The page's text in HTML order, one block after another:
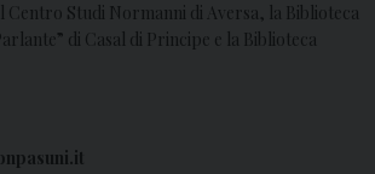
Centro Studi Normanni di Aversa, la Biblioteca
di Casal di Principe e la Biblioteca